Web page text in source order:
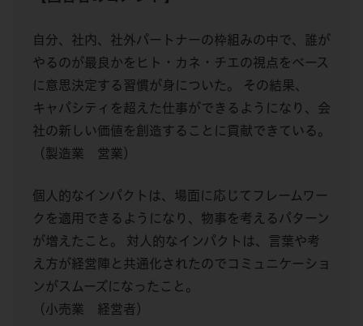
自分、社内、社外パートナーの枠組みの中で、誰が
やるのが最良かをヒト・カネ・チエの視点をベース
に意思決定する習慣が身についた。 その結果、
キャパシティを超えた仕事ができるようになり、会
社の新しい価値を創造することに貢献できている。
（製造業 営業）
個人的なインパクトは、場面に応じてフレームワー
クを適用できるようになり、物事を考えるパターン
が増えたこと。 対人的なインパクトは、言葉や考
え方が経営陣と共通化されたのでコミュニケーショ
ンがスムーズになったこと。
（小売業 経営者）